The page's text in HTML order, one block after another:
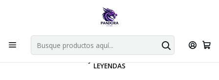
Por compras en cartas singles superiores a 49.990 el envio es
Explorar singles
Inicio Juegos de cartas TCG Mitos y Leyendas TCG
Singles Primer Bloque MYL
LEYENDAS